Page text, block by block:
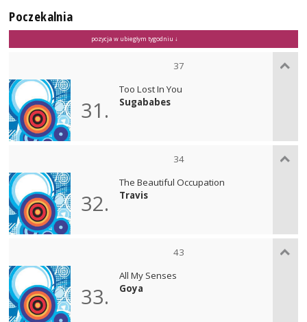
Poczekalnia
pozycja w ubiegłym tygodniu ↓
37
31.
Too Lost In You
Sugababes
34
32.
The Beautiful Occupation
Travis
43
33.
All My Senses
Goya